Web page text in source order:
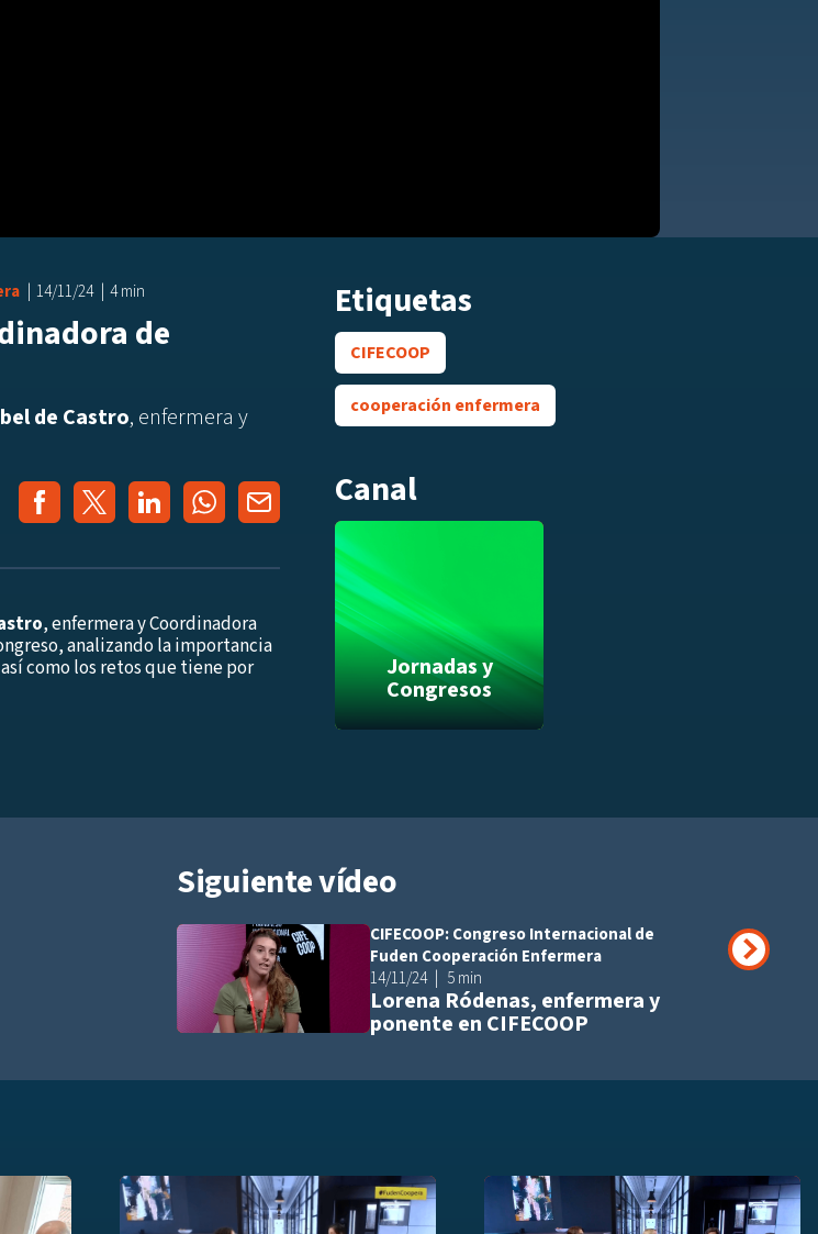
14/11/24 4 min
de
de Castro, enfermera y
, enfermera y Coordinadora
analizando la importancia
como los retos que tiene por
Etiquetas
CIFECOOP
cooperación enfermera
Canal
Jornadas y
Congresos
Siguiente vídeo
Añadir a
CIFECOOP: Congreso Internacional de
Fuden Cooperación Enfermera
14/11/24
5 min
Lorena Ródenas, enfermera y
ponente en CIFECOOP
Añadir a playlist Añadir a playlist